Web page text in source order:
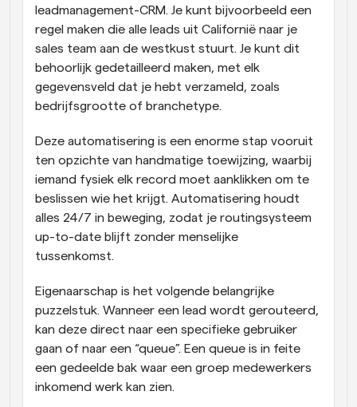
leadmanagement-CRM. Je kunt bijvoorbeeld een
regel maken die alle leads uit Californië naar je
sales team aan de westkust stuurt. Je kunt dit
behoorlijk gedetailleerd maken, met elk
gegevensveld dat je hebt verzameld, zoals
bedrijfsgrootte of branchetype.
Deze automatisering is een enorme stap vooruit
ten opzichte van handmatige toewijzing, waarbij
iemand fysiek elk record moet aanklikken om te
beslissen wie het krijgt. Automatisering houdt
alles 24/7 in beweging, zodat je routingsysteem
up-to-date blijft zonder menselijke
tussenkomst.
Eigenaarschap is het volgende belangrijke
puzzelstuk. Wanneer een lead wordt gerouteerd,
kan deze direct naar een specifieke gebruiker
gaan of naar een “queue”. Een queue is in feite
een gedeelde bak waar een groep medewerkers
inkomend werk kan zien.